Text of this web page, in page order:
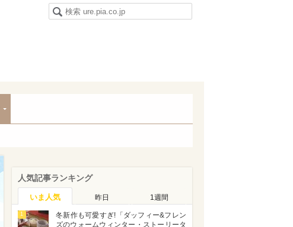
人気記事ランキング
いま人気 昨日 1週間
1
冬新作も可愛すぎ!「ダッフィー&フレン
ズのウォームウィンター・ストーリータ